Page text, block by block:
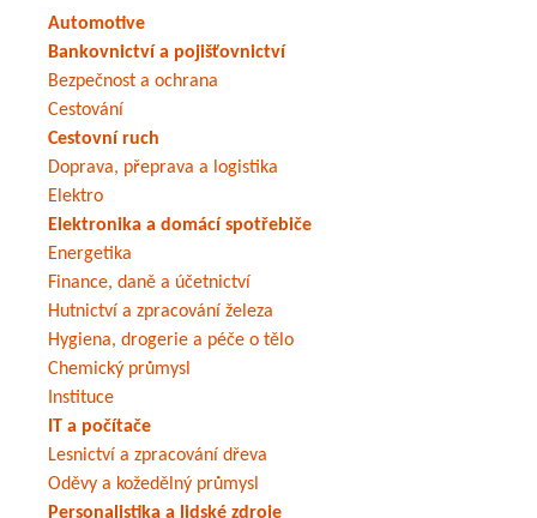
Automotive
Bankovnictví a pojišťovnictví
Bezpečnost a ochrana
Cestování
Cestovní ruch
Doprava, přeprava a logistika
Elektro
Elektronika a domácí spotřebiče
Energetika
Finance, daně a účetnictví
Hutnictví a zpracování železa
Hygiena, drogerie a péče o tělo
Chemický průmysl
Instituce
IT a počítače
Lesnictví a zpracování dřeva
Oděvy a kožedělný průmysl
Personalistika a lidské zdroje